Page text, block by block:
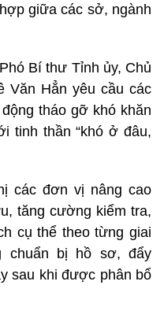
giữa các sở, ngành
Bí thư Tỉnh ủy, Chủ
Văn Hẳn yêu cầu các
tháo gỡ khó khăn
tinh thần “khó ở đâu,
các đơn vị nâng cao
tăng cường kiểm tra,
cụ thể theo từng giai
chuẩn bị hồ sơ, đẩy
sau khi được phân bổ